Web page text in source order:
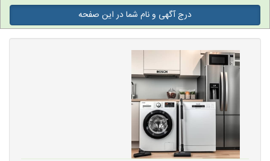
درج آگهی و نام شما در این صفحه